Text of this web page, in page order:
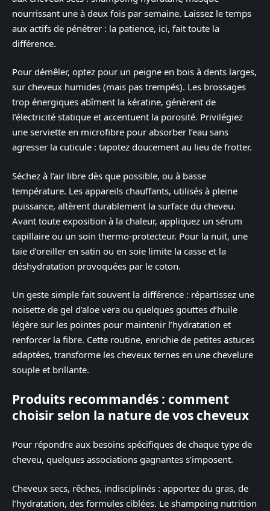
nourrissant une à deux fois par semaine. Laissez le temps
aux actifs de pénétrer : la patience, ici, fait toute la
différence.
Pour démêler, optez pour un peigne en bois à dents larges,
sur cheveux humides (mais pas trempés). Les brossages
trop énergiques abîment la kératine, génèrent de
l’électricité statique et accentuent la porosité. Privilégiez
une serviette en microfibre pour absorber l’eau sans
agresser la cuticule : tapotez doucement au lieu de frotter.
Séchez à l’air libre dès que possible, ou à basse
température. Les appareils chauffants, utilisés à pleine
puissance, altèrent durablement la surface du cheveu.
Avant toute exposition à la chaleur, appliquez un sérum
capillaire ou un soin thermo-protecteur. Pour la nuit, une
taie d’oreiller en satin ou en soie limite la casse et la
déshydratation provoquées par le coton.
Un geste simple fait souvent la différence : répartissez une
noisette de gel d’aloe vera ou quelques gouttes d’huile
légère sur les pointes pour maintenir l’hydratation et
renforcer la fibre. Cette routine, enrichie de petites astuces
adaptées, transforme les cheveux ternes en une chevelure
souple et brillante.
Produits recommandés : comment
choisir selon la nature de vos cheveux
Pour répondre aux besoins spécifiques de chaque type de
cheveu, quelques associations gagnantes s’imposent.
Cheveux secs, rêches, indisciplinés : apportez du gras, de
l’hydratation, des formules ciblées. Le shampoing nutrition